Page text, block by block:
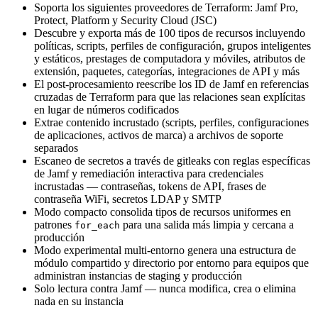
Soporta los siguientes proveedores de Terraform: Jamf Pro,
Protect, Platform y Security Cloud (JSC)
Descubre y exporta más de 100 tipos de recursos incluyendo
políticas, scripts, perfiles de configuración, grupos inteligentes
y estáticos, prestages de computadora y móviles, atributos de
extensión, paquetes, categorías, integraciones de API y más
El post-procesamiento reescribe los ID de Jamf en referencias
cruzadas de Terraform para que las relaciones sean explícitas
en lugar de números codificados
Extrae contenido incrustado (scripts, perfiles, configuraciones
de aplicaciones, activos de marca) a archivos de soporte
separados
Escaneo de secretos a través de gitleaks con reglas específicas
de Jamf y remediación interactiva para credenciales
incrustadas — contraseñas, tokens de API, frases de
contraseña WiFi, secretos LDAP y SMTP
Modo compacto consolida tipos de recursos uniformes en
patrones for_each para una salida más limpia y cercana a
producción
Modo experimental multi-entorno genera una estructura de
módulo compartido y directorio por entorno para equipos que
administran instancias de staging y producción
Solo lectura contra Jamf — nunca modifica, crea o elimina
nada en su instancia